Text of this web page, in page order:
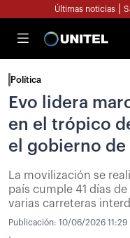
Últimas noticias
Política
Evo lidera
en el trópico
el gobierno de
La movilización se
país cumple 41 días
varias carreteras
Publicación: 10/06/2026 11:29